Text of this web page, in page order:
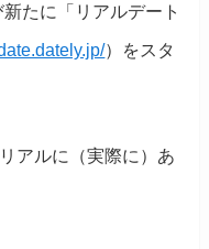
たに「リアルデート
）をスタ
アルに（実際に）あ